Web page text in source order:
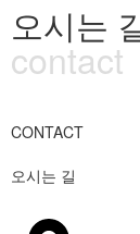
오시는
contact
CONTACT
오시는 길